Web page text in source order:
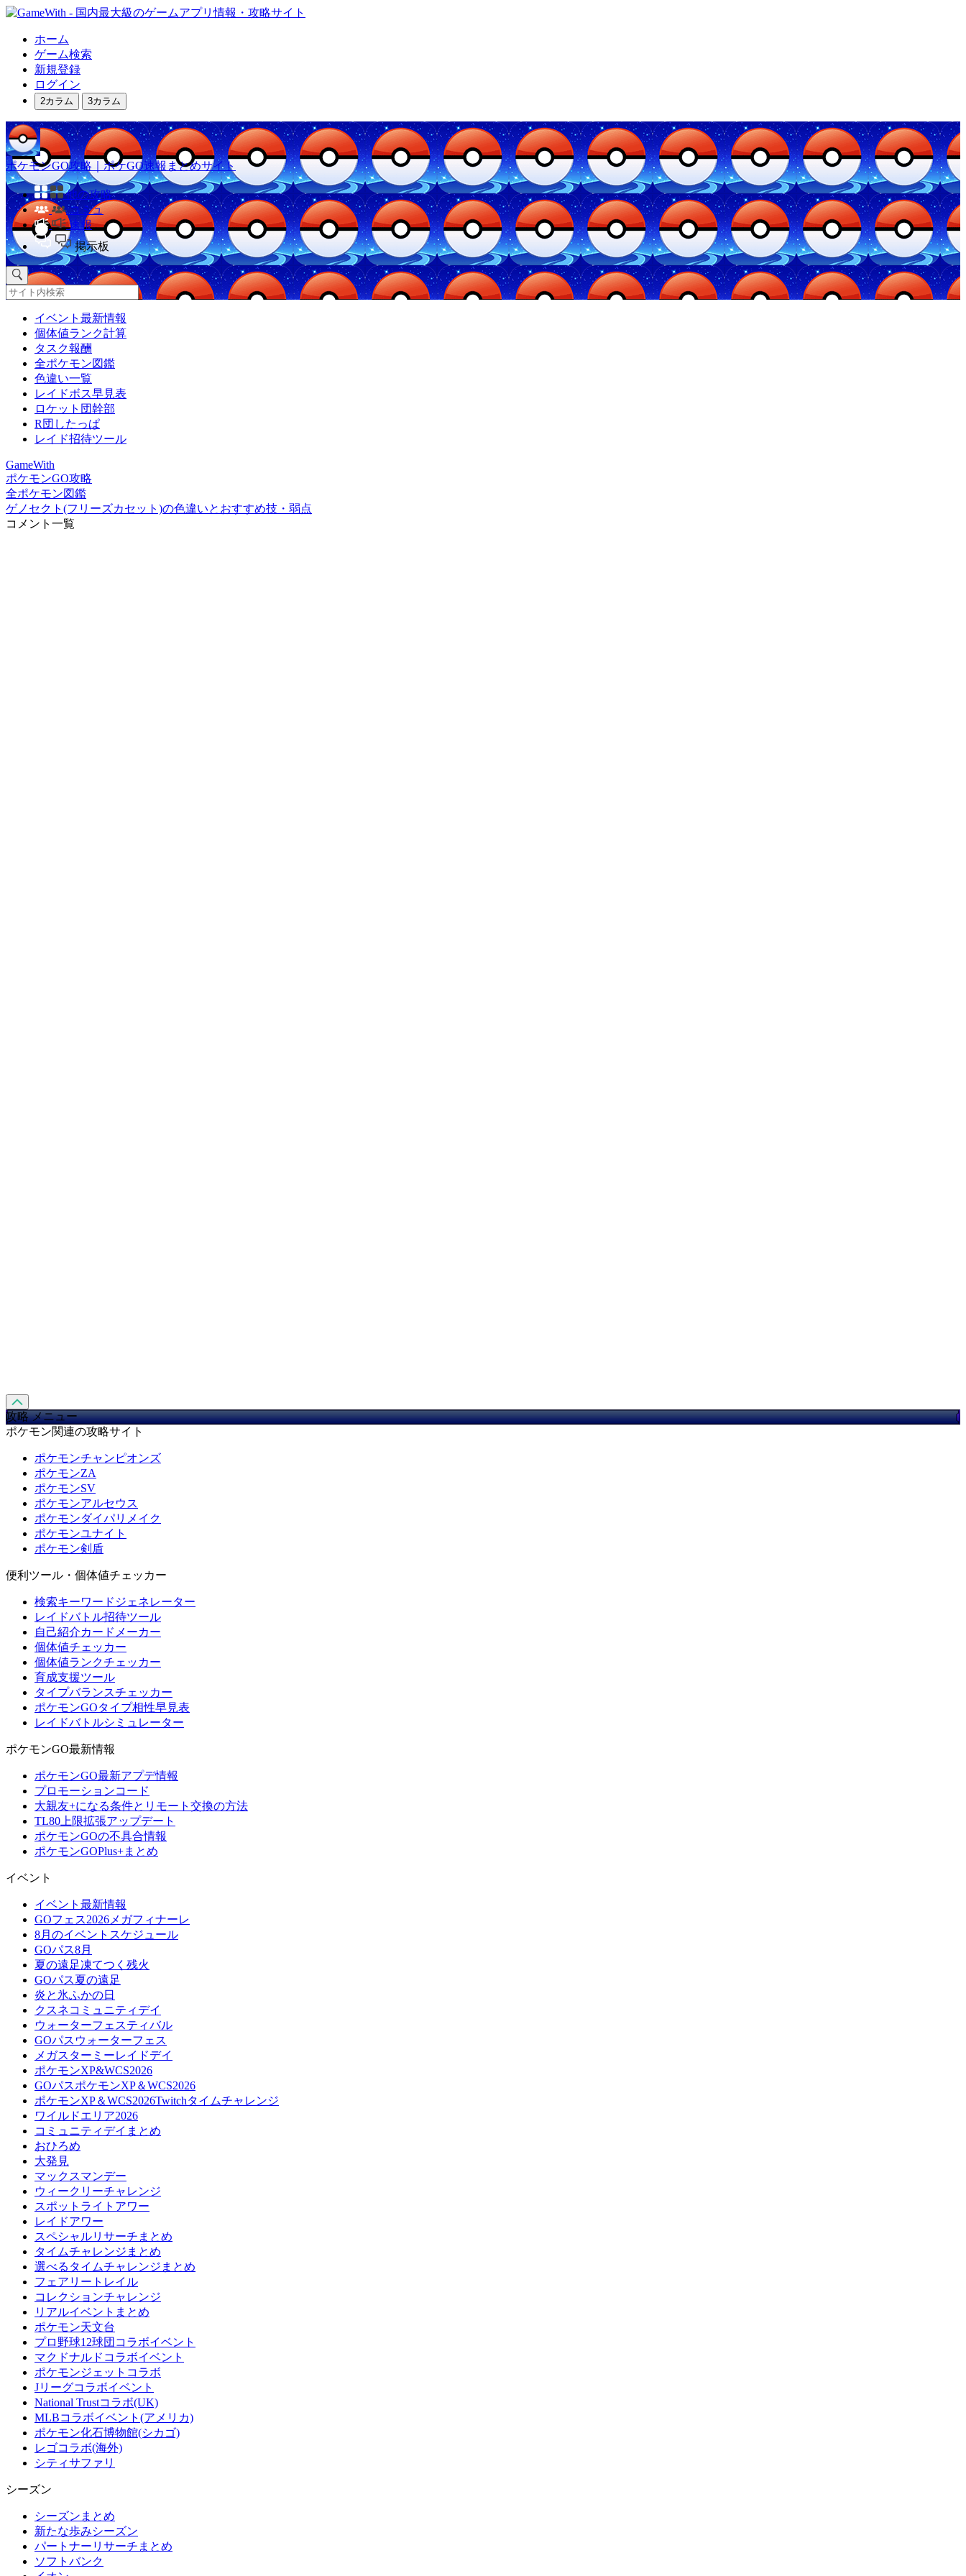
ホーム
ゲーム検索
新規登録
ログイン
2カラム 3カラム
ポケモンGO攻略｜ポケGO速報まとめサイト
他の攻略
コミュ
速報
掲示板
イベント最新情報
個体値ランク計算
タスク報酬
全ポケモン図鑑
色違い一覧
レイドボス早見表
ロケット団幹部
R団したっぱ
レイド招待ツール
GameWith
ポケモンGO攻略
全ポケモン図鑑
ゲノセクト(フリーズカセット)の色違いとおすすめ技・弱点
コメント一覧
攻略 メニュー
ポケモン関連の攻略サイト
ポケモンチャンピオンズ
ポケモンZA
ポケモンSV
ポケモンアルセウス
ポケモンダイパリメイク
ポケモンユナイト
ポケモン剣盾
便利ツール・個体値チェッカー
検索キーワードジェネレーター
レイドバトル招待ツール
自己紹介カードメーカー
個体値チェッカー
個体値ランクチェッカー
育成支援ツール
タイプバランスチェッカー
ポケモンGOタイプ相性早見表
レイドバトルシミュレーター
ポケモンGO最新情報
ポケモンGO最新アプデ情報
プロモーションコード
大親友+になる条件とリモート交換の方法
TL80上限拡張アップデート
ポケモンGOの不具合情報
ポケモンGOPlus+まとめ
イベント
イベント最新情報
GOフェス2026メガフィナーレ
8月のイベントスケジュール
GOパス8月
夏の遠足凍てつく残火
GOパス夏の遠足
炎と氷ふかの日
クスネコミュニティデイ
ウォーターフェスティバル
GOパスウォーターフェス
メガスターミーレイドデイ
ポケモンXP&WCS2026
GOパスポケモンXP＆WCS2026
ポケモンXP＆WCS2026Twitchタイムチャレンジ
ワイルドエリア2026
コミュニティデイまとめ
おひろめ
大発見
マックスマンデー
ウィークリーチャレンジ
スポットライトアワー
レイドアワー
スペシャルリサーチまとめ
タイムチャレンジまとめ
選べるタイムチャレンジまとめ
フェアリートレイル
コレクションチャレンジ
リアルイベントまとめ
ポケモン天文台
プロ野球12球団コラボイベント
マクドナルドコラボイベント
ポケモンジェットコラボ
Jリーグコラボイベント
National Trustコラボ(UK)
MLBコラボイベント(アメリカ)
ポケモン化石博物館(シカゴ)
レゴコラボ(海外)
シティサファリ
シーズン
シーズンまとめ
新たな歩みシーズン
パートナーリサーチまとめ
ソフトバンク